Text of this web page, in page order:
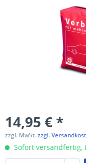
14,95 € *
zzgl. MwSt.zzgl.
Sofort versandfertig,